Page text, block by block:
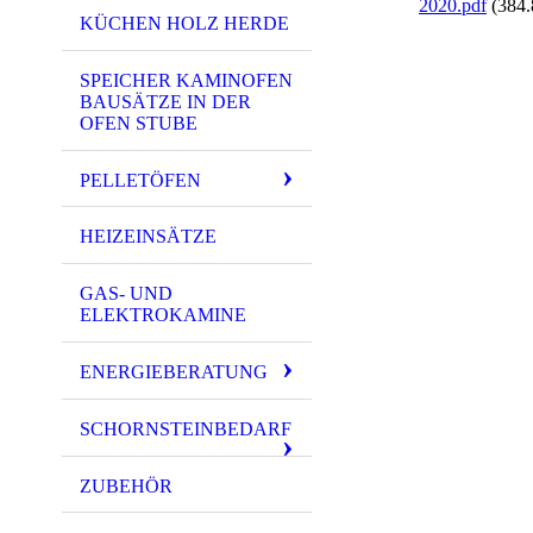
KÜCHEN HOLZ HERDE
SPEICHER KAMINOFEN
BAUSÄTZE IN DER
OFEN STUBE
PELLETÖFEN
HEIZEINSÄTZE
GAS- UND
ELEKTROKAMINE
ENERGIEBERATUNG
SCHORNSTEINBEDARF
ZUBEHÖR
2020.pdf